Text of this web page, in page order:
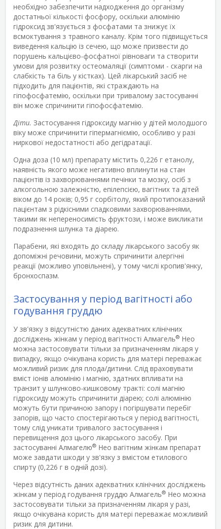
необхідно забезпечити надходження до організму
достатньої кількості фосфору, оскільки алюмінію
гідроксид зв'язується з фосфатами та знижує їх
всмоктування з травного каналу. Крім того підвищується
виведення кальцію із сечею, що може призвести до
порушень кальцієво-фосфатної рівноваги та створити
умови для розвитку остеомаляції (симптоми - скарги на
слабкість та біль у кістках). Цей лікарський засіб не
підходить для пацієнтів, які страждають на
гіпофосфатемію, оскільки при тривалому застосуванні
він може спричинити гіпофосфатемію.
Діти. Застосування гідроксиду магнію у дітей молодшого
віку може спричинити гіпермагніємію, особливо у разі
ниркової недостатності або дегідратації.
Одна доза (10 мл) препарату містить 0,226 г етанолу,
наявність якого може негативно вплинути на стан
пацієнтів із захворюваннями печінки та мозку, осіб з
алкогольною залежністю, епілепсією, вагітних та дітей
віком до 14 років; 0,95 г сорбітолу, який протипоказаний
пацієнтам з рідкісними спадковими захворюваннями,
такими як непереносимість фруктози, і може викликати
подразнення шлунка та діарею.
Парабени, які входять до складу лікарського засобу як
допоміжні речовини, можуть спричинити алергічні
реакції (можливо уповільнені), у тому числі кропив'янку,
бронхоспазм.
Застосування у період вагітності або
годування груддю
У зв'язку з відсутністю даних адекватних клінічних
досліджень жінкам у період вагітності Алмагель® Нео
можна застосовувати тільки за призначенням лікаря у
випадку, якщо очікувана користь для матері переважає
можливий ризик для плода/дитини. Слід враховувати
вміст іонів алюмінію і магнію, здатних впливати на
транзит у шлунково-кишковому тракті: солі магнію
гідроксиду можуть спричинити діарею; солі алюмінію
можуть бути причиною запору і погіршувати перебіг
запорів, що часто спостерігаються у період вагітності,
тому слід уникати тривалого застосування і
перевищення доз цього лікарського засобу. При
застосуванні Алмагелю® Нео вагітним жінкам препарат
може завдати шкоди у зв'язку з вмістом етилового
спирту (0,226 г в одній дозі).
Через відсутність даних адекватних клінічних досліджень
жінкам у період годування груддю Алмагель® Нео можна
застосовувати тільки за призначенням лікаря у разі,
якщо очікувана користь для матері переважає можливий
ризик для дитини.